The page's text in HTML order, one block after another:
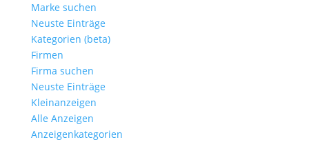
Marke suchen
Neuste Einträge
Kategorien (beta)
Firmen
Firma suchen
Neuste Einträge
Kleinanzeigen
Alle Anzeigen
Anzeigen­kategorien